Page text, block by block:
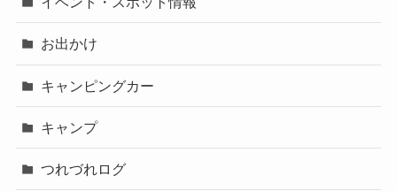
お出かけ
キャンピングカー
キャンプ
つれづれログ